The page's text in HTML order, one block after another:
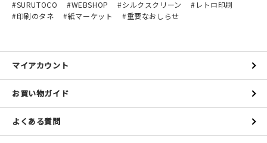
SURUTOCO
WEBSHOP シルクスクリーン
レトロ印刷
印刷のタネ
紙マーケット 重要なおしらせ
マイアカウント
お買い物ガイド
よくある質問